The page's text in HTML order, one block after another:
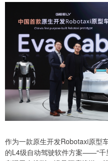
作为一款原生开发Robotaxi原型
的L4级自动驾驶软件方案——“千